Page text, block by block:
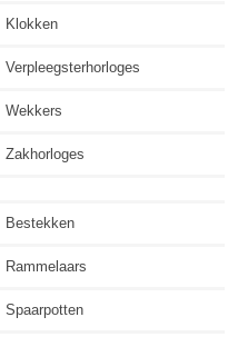
Klokken
Verpleegsterhorloges
Wekkers
Zakhorloges
Bestekken
Rammelaars
Spaarpotten